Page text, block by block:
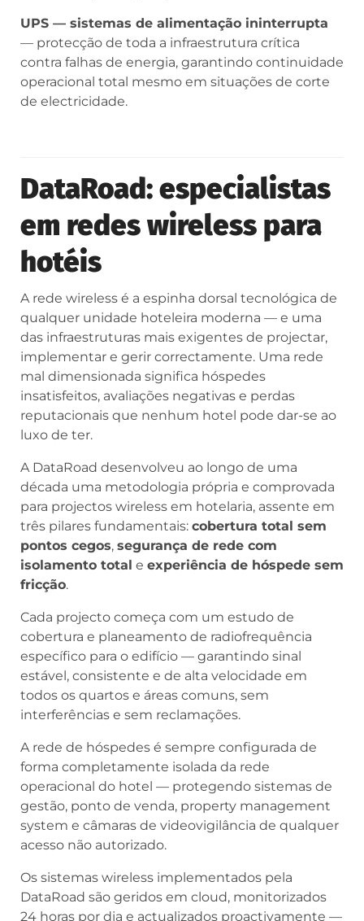
UPS — sistemas de alimentação ininterrupta
— protecção de toda a infraestrutura crítica
contra falhas de energia, garantindo continuidade
operacional total mesmo em situações de corte
de electricidade.
DataRoad: especialistas
em redes wireless para
hotéis
A rede wireless é a espinha dorsal tecnológica de
qualquer unidade hoteleira moderna — e uma
das infraestruturas mais exigentes de projectar,
implementar e gerir correctamente. Uma rede
mal dimensionada significa hóspedes
insatisfeitos, avaliações negativas e perdas
reputacionais que nenhum hotel pode dar-se ao
luxo de ter.
A DataRoad desenvolveu ao longo de uma
década uma metodologia própria e comprovada
para projectos wireless em hotelaria, assente em
três pilares fundamentais: cobertura total sem
pontos cegos, segurança de rede com
isolamento total e experiência de hóspede sem
fricção.
Cada projecto começa com um estudo de
cobertura e planeamento de radiofrequência
específico para o edifício — garantindo sinal
estável, consistente e de alta velocidade em
todos os quartos e áreas comuns, sem
interferências e sem reclamações.
A rede de hóspedes é sempre configurada de
forma completamente isolada da rede
operacional do hotel — protegendo sistemas de
gestão, ponto de venda, property management
system e câmaras de videovigilância de qualquer
acesso não autorizado.
Os sistemas wireless implementados pela
DataRoad são geridos em cloud, monitorizados
24 horas por dia e actualizados proactivamente —